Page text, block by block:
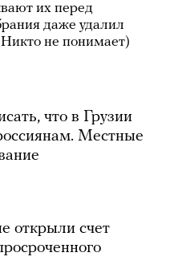
их перед
даже удалил
не понимает)
что в Грузии
Местные
открыли счет